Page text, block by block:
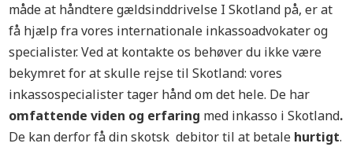
måde at håndtere gældsinddrivelse I Skotland på, er at
få hjælp fra vores internationale inkassoadvokater og
specialister. Ved at kontakte os behøver du ikke være
bekymret for at skulle rejse til Skotland: vores
inkassospecialister tager hånd om det hele. De har
omfattende viden og erfaring med inkasso i Skotland.
De kan derfor få din skotsk debitor til at betale hurtigt.